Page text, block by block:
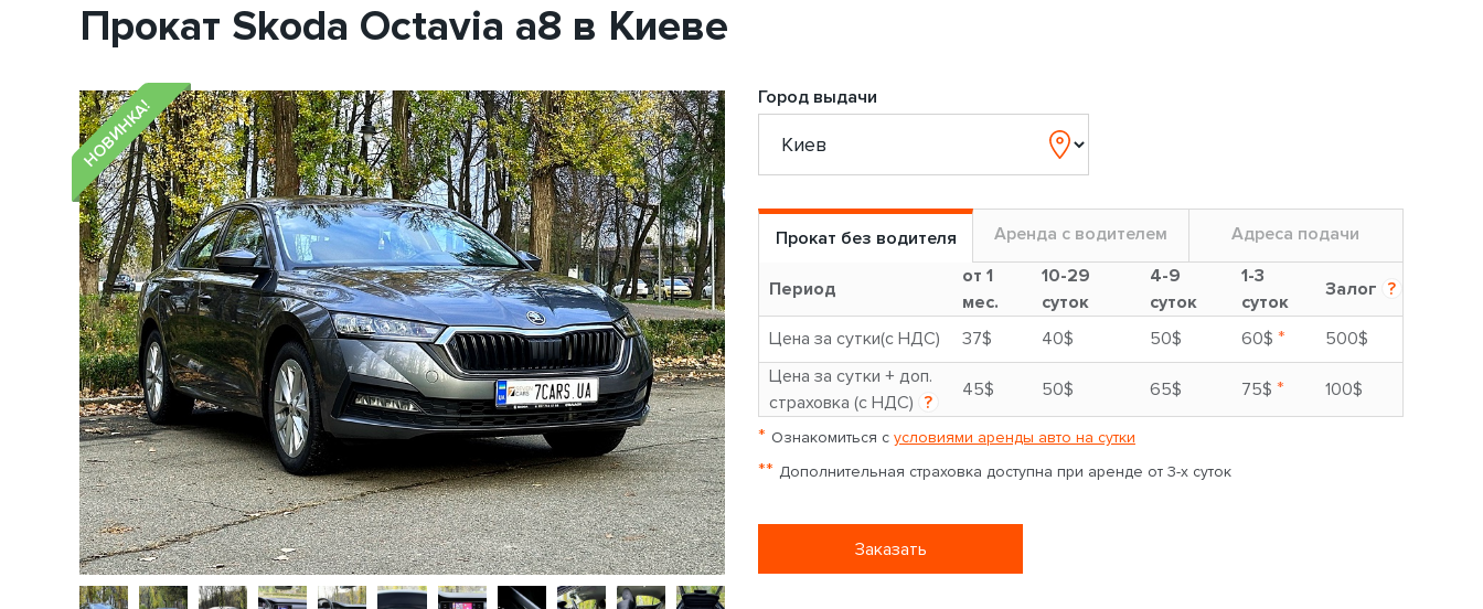
Прокат Skoda Octavia a8 в Киеве
НОВИНКА! Город выдачи
Прокат без водителя Аренда с водителем Адреса подачи
Период
от 1
мес.
10-29
суток
4-9
суток
1-3
суток
Залог ?
Цена за сутки(с НДС) 37$ 40$ 50$ 60$ *
500$
Цена за сутки + доп.
страховка (с НДС) ?
45$ 50$ 65$ 75$ * 100$
* Ознакомиться с условиями аренды авто на сутки
** Дополнительная страховка доступна при аренде от 3-х суток
Заказать